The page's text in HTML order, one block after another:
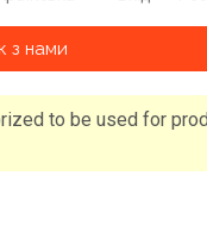
з нами
to be used for